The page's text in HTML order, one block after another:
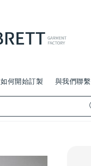
如何開始訂製 與我們聯繫